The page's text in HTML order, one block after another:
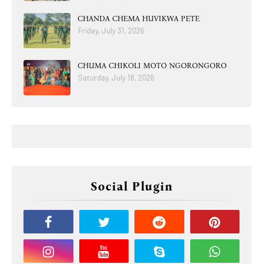
CHANDA CHEMA HUVIKWA PETE
Friday, July 31, 2026
CHUMA CHIKOLI MOTO NGORONGORO
Saturday, July 18, 2026
Social Plugin